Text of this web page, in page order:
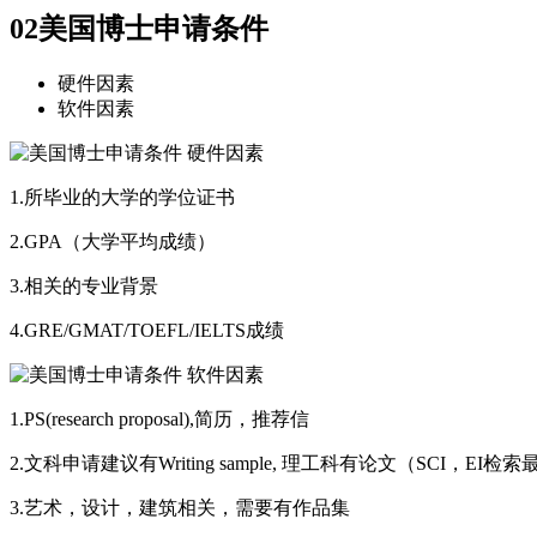
02美国博士申请条件
硬件因素
软件因素
1.所毕业的大学的学位证书
2.GPA（大学平均成绩）
3.相关的专业背景
4.GRE/GMAT/TOEFL/IELTS成绩
1.PS(research proposal),简历，推荐信
2.文科申请建议有Writing sample, 理工科有论文（SCI，EI检索
3.艺术，设计，建筑相关，需要有作品集